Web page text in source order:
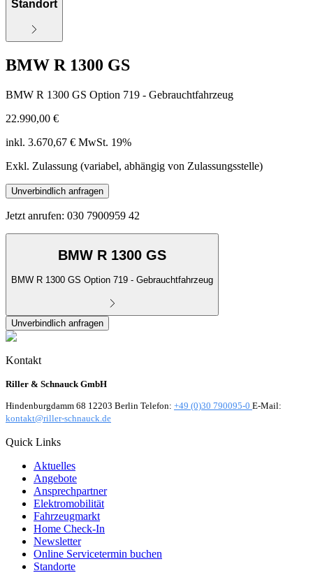
Standort
BMW R 1300 GS
BMW R 1300 GS Option 719 - Gebrauchtfahrzeug
22.990,00 €
inkl. 3.670,67 € MwSt. 19%
Exkl. Zulassung (variabel, abhängig von Zulassungsstelle)
Unverbindlich anfragen
Jetzt anrufen: 030 7900959 42
BMW R 1300 GS
BMW R 1300 GS Option 719 - Gebrauchtfahrzeug
Unverbindlich anfragen
Kontakt
Riller & Schnauck GmbH
Hindenburgdamm 68 12203 Berlin Telefon: +49 (0)30 790095-0 E-Mail:
kontakt@riller-schnauck.de
Quick Links
Aktuelles
Angebote
Ansprechpartner
Elektromobilität
Fahrzeugmarkt
Home Check-In
Newsletter
Online Servicetermin buchen
Standorte